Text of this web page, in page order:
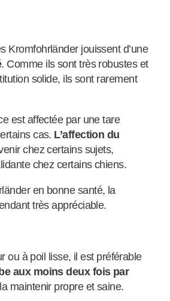
Kromfohrländer jouissent d’une
. Comme ils sont très robustes et
solide, ils sont rarement
est affectée par une tare
cas. L’affection du
chez certains sujets,
chez certains chiens.
en bonne santé, la
très appréciable.
ou à poil lisse, il est préférable
aux moins deux fois par
maintenir propre et saine.